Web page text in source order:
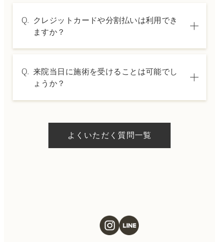
は料金表ページをご確認いただくか、カウン
セリングでご案内いたします。
Q. クレジットカードや分割払いは利用でき
ますか？
した分割払いも可能です。詳細は受付スタッ
フにお問い合わせください。
Q. 来院当日に施術を受けることは可能でし
ょうか？
ただける施術もございます。当日の施術をご
希望の場合は、ご予約の際にお気軽にご相談
よくいただく質問一覧